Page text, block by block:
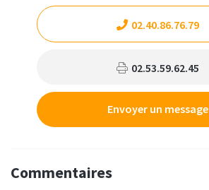
02.40.86.76.79
02.53.59.62.45
Envoyer un message
Commentaires